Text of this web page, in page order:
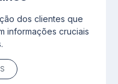
dos clientes que
informações cruciais